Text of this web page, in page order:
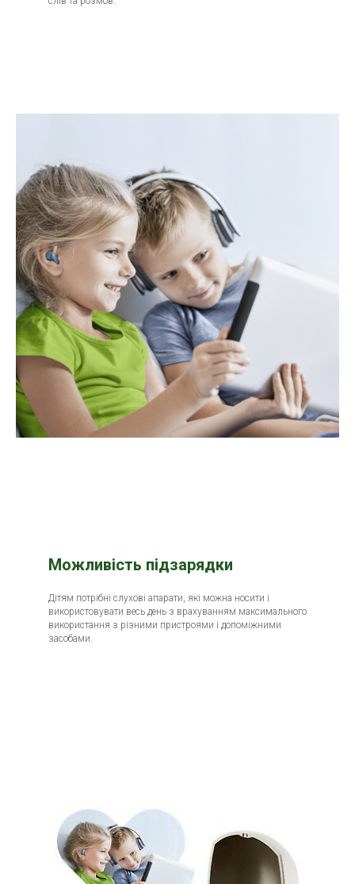
Можливість підзарядки
Дітям потрібні слухові апарати, які можна носити і
використовувати весь день з врахуванням максимального
використання з різними пристроями і допоміжними
засобами.